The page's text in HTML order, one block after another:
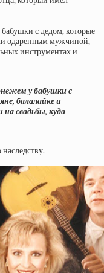
с дедом, которые
одаренным мужчиной,
инструментах и
у бабушки с
балалайке и
свадьбы, куда